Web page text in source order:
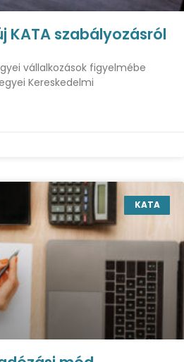
KATA szabályozásról
vállalkozások figyelmébe
Kereskedelmi
KATA